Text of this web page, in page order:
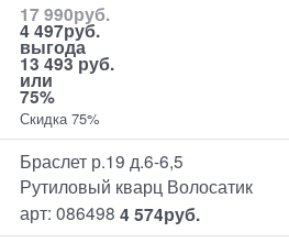
17 990руб.
4 497руб.
выгода
13 493 руб.
или
75%
Скидка 75%
Браслет р.19 д.6-6,5
Рутиловый кварц Волосатик
арт: 086498 4 574руб.